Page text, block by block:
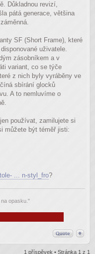
Důkladnou revizí,
pátá generace, většina
SF (Short Frame), které
uživatele.
zásobníkem a v
variant, co se týče
z nich byly vyráběny ve
sbírání glocků
A to nemluvíme o
používat, zamilujete si
můžete být téměř jisti:
... n-styl_fro?
opasku."
1 příspěvek • Stránka 1 z 1